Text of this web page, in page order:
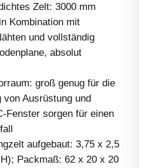
Zelt: 3000 mm
Kombination mit
und vollständig
absolut
groß genug für die
von Ausrüstung und
Fenster sorgen für einen
aufgebaut: 3,75 x 2,5
Packmaß: 62 x 20 x 20